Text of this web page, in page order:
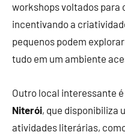
workshops voltados para
incentivando a
pequenos podem
tudo em um ambiente
Outro local interessante é
Niterói, que disponibiliza
atividades literárias,